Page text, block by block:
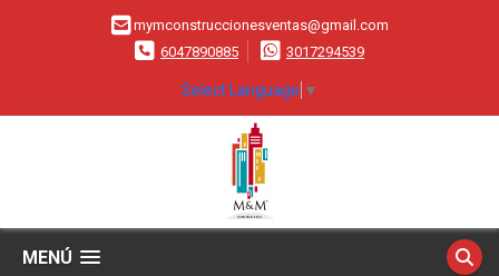
mymconstruccionesventas@gmail.com
6047890885
3017294539
Select Language ▼
MENÚ